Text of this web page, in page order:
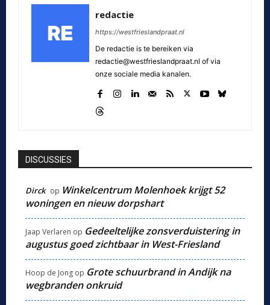
redactie
https://westfrieslandpraat.nl
De redactie is te bereiken via
redactie@westfrieslandpraat.nl of via
onze sociale media kanalen.
DISCUSSIES
Dirck op Winkelcentrum Molenhoek krijgt 52
woningen en nieuw dorpshart
Jaap Verlaren op Gedeeltelijke zonsverduistering in
augustus goed zichtbaar in West-Friesland
Hoop de Jong op Grote schuurbrand in Andijk na
wegbranden onkruid